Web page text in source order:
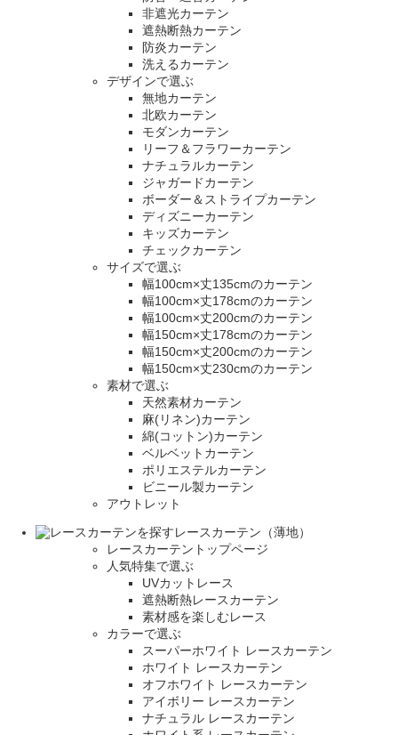
非遮光カーテン
遮熱断熱カーテン
防炎カーテン
洗えるカーテン
デザインで選ぶ
無地カーテン
北欧カーテン
モダンカーテン
リーフ＆フラワーカーテン
ナチュラルカーテン
ジャガードカーテン
ボーダー＆ストライプカーテン
ディズニーカーテン
キッズカーテン
チェックカーテン
サイズで選ぶ
幅100cm×丈135cmのカーテン
幅100cm×丈178cmのカーテン
幅100cm×丈200cmのカーテン
幅150cm×丈178cmのカーテン
幅150cm×丈200cmのカーテン
幅150cm×丈230cmのカーテン
素材で選ぶ
天然素材カーテン
麻(リネン)カーテン
綿(コットン)カーテン
ベルベットカーテン
ポリエステルカーテン
ビニール製カーテン
アウトレット
レースカーテン（薄地）
レースカーテントップページ
人気特集で選ぶ
UVカットレース
遮熱断熱レースカーテン
素材感を楽しむレース
カラーで選ぶ
スーパーホワイト レースカーテン
ホワイト レースカーテン
オフホワイト レースカーテン
アイボリー レースカーテン
ナチュラル レースカーテン